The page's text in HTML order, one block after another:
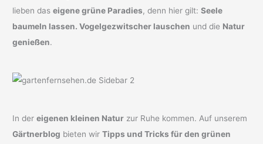
lieben daseigene grüne Paradies, denn hier gilt:Seele
baumeln lassen. Vogelgezwitscher lauschen und die Natur
genießen.
In dereigenen kleinen Natur zur Ruhe kommen. Auf unserem
Gärtnerblog bieten wirTipps und Tricks für den grünen